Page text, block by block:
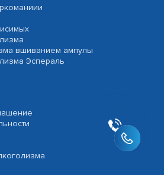
вшиванием ампулы
Эспераль